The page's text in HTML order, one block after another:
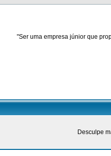
"Ser uma empresa júnior que
Desculpe